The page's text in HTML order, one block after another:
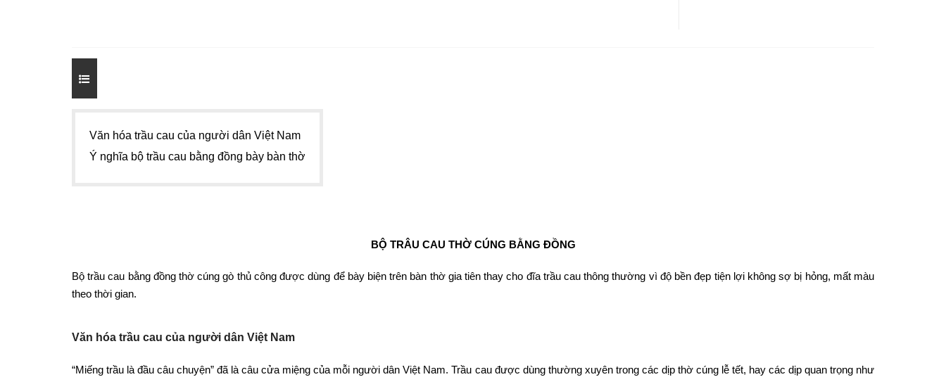
Văn hóa trầu cau của người dân Việt Nam
Ý nghĩa bộ trầu cau bằng đồng bày bàn thờ
BỘ TRÂU CAU THỜ CÚNG BẰNG ĐỒNG
Bộ trầu cau bằng đồng thờ cúng gò thủ công được dùng để bày biện trên bàn thờ gia tiên thay cho đĩa trầu cau thông thường vì độ bền đẹp tiện lợi không sợ bị hỏng, mất màu
theo thời gian.
Văn hóa trầu cau của người dân Việt Nam
“Miếng trầu là đầu câu chuyện” đã là câu cửa miệng của mỗi người dân Việt Nam. Trầu cau được dùng thường xuyên trong các dịp thờ cúng lễ tết, hay các dịp quan trọng như